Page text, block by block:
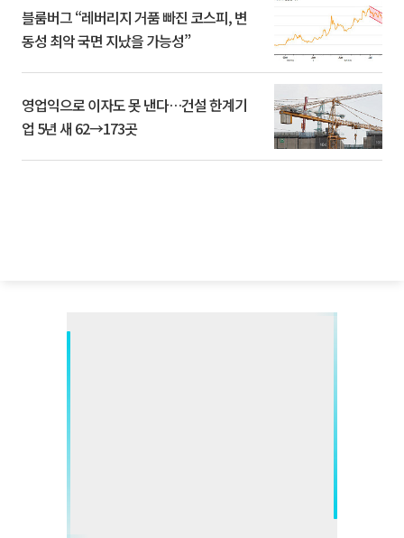
블룸버그 “레버리지 거품 빠진 코스피, 변
동성 최악 국면 지났을 가능성”
영업익으로 이자도 못 낸다…건설 한계기
업 5년 새 62→173곳